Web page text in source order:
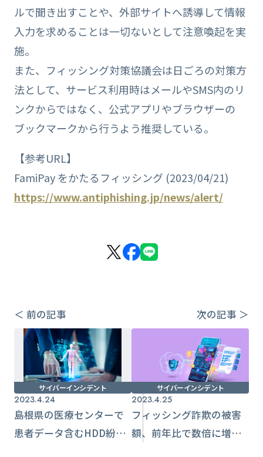
ルで聞き出すことや、外部サイトへ誘導して情報
入力を求めることは一切ないとして注意喚起を実
施。
また、フィッシング対策協議会は日ごろの対策方
法として、サービス利用時はメールやSMS内のリ
ンクからではなく、公式アプリやブラウザーの
ブックマークから行うよう推奨している。
【参考URL】
FamiPay をかたるフィッシング (2023/04/21)
https://www.antiphishing.jp/news/alert/
＜ 前の記事 次の記事 ＞
サイバーインシデント
2023.4.24
島根県の医療センターで
患者データ含むHDD紛
サイバーインシデント
2023.4.25
フィッシング詐欺の被害
額、前年比で数倍に増